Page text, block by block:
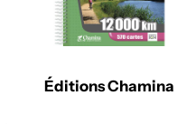
Éditions Chamina